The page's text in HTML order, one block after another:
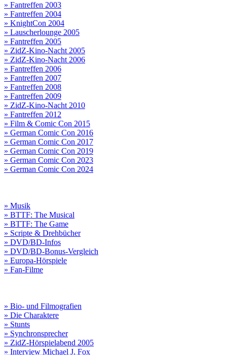
» Fantreffen 2003
» Fantreffen 2004
» KnightCon 2004
» Lauscherlounge 2005
» Fantreffen 2005
» ZidZ-Kino-Nacht 2005
» ZidZ-Kino-Nacht 2006
» Fantreffen 2006
» Fantreffen 2007
» Fantreffen 2008
» Fantreffen 2009
» ZidZ-Kino-Nacht 2010
» Fantreffen 2012
» Film & Comic Con 2015
» German Comic Con 2016
» German Comic Con 2017
» German Comic Con 2019
» German Comic Con 2023
» German Comic Con 2024
» Musik
» BTTF: The Musical
» BTTF: The Game
» Scripte & Drehbücher
» DVD/BD-Infos
» DVD/BD-Bonus-Vergleich
» Europa-Hörspiele
» Fan-Filme
» Bio- und Filmografien
» Die Charaktere
» Stunts
» Synchronsprecher
» ZidZ-Hörspielabend 2005
» Interview Michael J. Fox